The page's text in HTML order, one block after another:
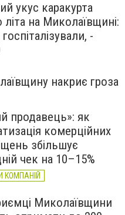
укус каракурта
літа на Миколаївщині:
-
накриє гроза
продавець»: як
комерційних
збільшує
чек на 10–15%
КОМПАНІЙ
Миколаївщини